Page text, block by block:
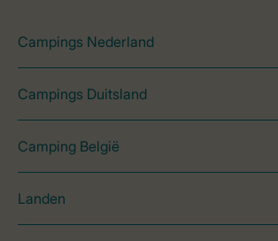
Campings Nederland
Campings Duitsland
Camping België
Landen